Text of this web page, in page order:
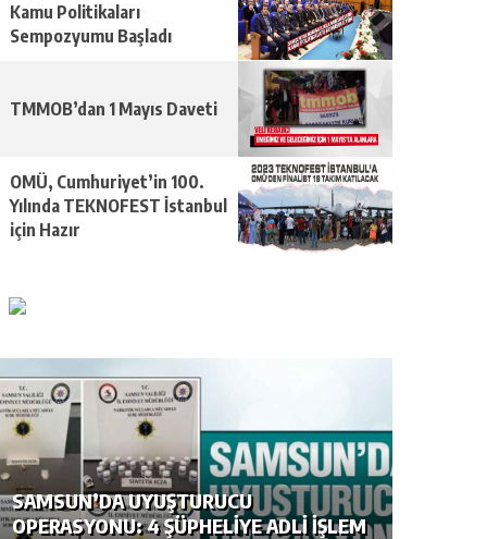
Kamu Politikaları
Sempozyumu Başladı
TMMOB’dan 1 Mayıs Daveti
OMÜ, Cumhuriyet’in 100.
Yılında TEKNOFEST İstanbul
için Hazır
SAMSUN’DA UYUŞTURUCU
OPERASYONU: 4 ŞÜPHELIYE ADLI İŞLEM